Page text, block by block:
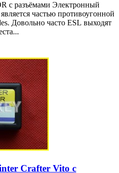
с разъёмами Электронный
частью противоугонной
Довольно часто ESL выходят
Crafter Vito с